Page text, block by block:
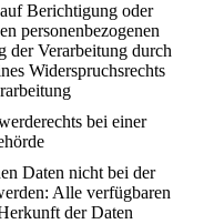
Berichtigung oder
personenbezogenen
der Verarbeitung durch
Widerspruchsrechts
bei einer
Daten nicht bei der
Alle verfügbaren
der Daten